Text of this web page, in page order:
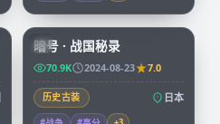
JP
99:04
暗号 · 战国秘录
70.9K 2024-08-23 7.0
历史古装 日本